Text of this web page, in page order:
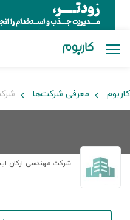
کاربوم معرفی شرکت‌ها
شرکت مهندسی ارکان